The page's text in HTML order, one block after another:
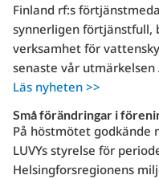
Finland rf:s
synnerligen förtjänstfull,
verksamhet för
senaste vår utmärkelsen
Läs nyheten >>
Små förändringar i
På höstmötet godkände
LUVYs styrelse för
Helsingforsregionens